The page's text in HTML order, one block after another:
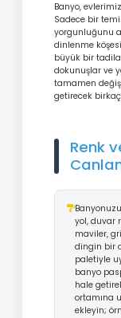
Banyo,
Sadece bir
yorgunluğunu
dinlenme
büyük bir
dokunuşlar ve
tamamen
getirecek
Renk
yol, duvar
maviler,
dingin bir
paletiyle
banyo
hale
ortamına
ekleyin;